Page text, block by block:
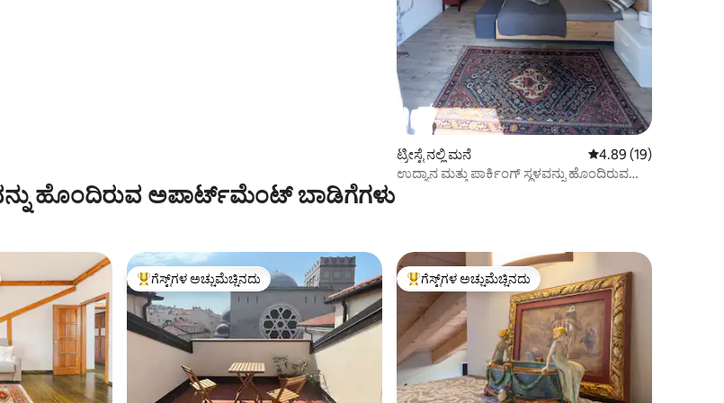
ಟ್ರೀಸ್ಟೆ ನಲ್ಲಿ ಮನೆ 5 ರಲ್ಲಿ 4.89 ಸರಾಸರಿ
4.89 (19)
ಉದ್ಯಾನ ಮತ್ತು ಪಾರ್ಕಿಂಗ್ ಸ್ಥಳವನ್ನು ಹೊಂದಿರುವ
ಹೊಂದಿರುವ ಅಪಾರ್ಟ್‌ಮೆಂಟ್‌ ಬಾಡಿಗೆಗಳು
ಗೆಸ್ಟ್‌ಗಳಿಗೆ ಅತಿ ಹೆಚ್ಚು ಅಚ್ಚುಮೆಚ್ಚಿನದು
ಗೆಸ್ಟ್‌ಗಳ ಅಚ್ಚುಮೆಚ್ಚಿನದು ಗೆಸ್ಟ್‌ಗಳಿಗೆ ಅತಿ ಹೆಚ್ಚು ಅಚ್ಚುಮೆಚ್ಚಿನದು
ಗೆಸ್ಟ್‌ಗಳ ಅಚ್ಚುಮೆಚ್ಚಿನದು